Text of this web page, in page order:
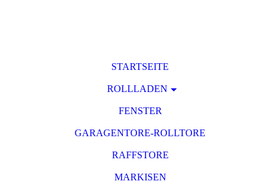
STARTSEITE
ROLLLADEN
FENSTER
GARAGENTORE-ROLLTORE
RAFFSTORE
MARKISEN